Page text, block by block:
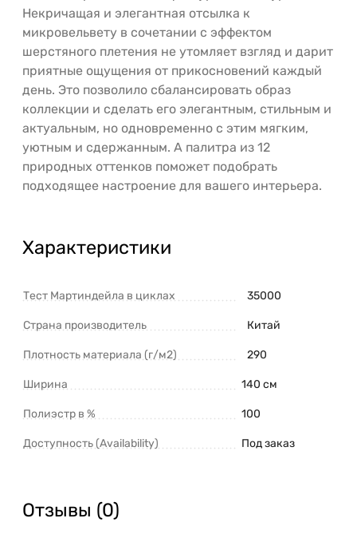
Некричащая и элегантная отсылка к
микровельвету в сочетании с эффектом
шерстяного плетения не утомляет взгляд и дарит
приятные ощущения от прикосновений каждый
день. Это позволило сбалансировать образ
коллекции и сделать его элегантным, стильным и
актуальным, но одновременно с этим мягким,
уютным и сдержанным. А палитра из 12
природных оттенков поможет подобрать
подходящее настроение для вашего интерьера.
Характеристики
Тест Мартиндейла в циклах 35000
Страна производитель Китай
Плотность материала (г/м2) 290
Ширина 140 см
Полиэстр в % 100
Доступность (Availability) Под заказ
Отзывы (0)